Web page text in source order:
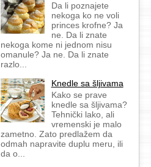
Da li poznajete
nekoga ko ne voli
princes krofne? Ja
ne. Da li znate
nekoga kome ni jednom nisu
omanule? Ja ne. Da li znate
razlo...
Knedle sa šljivama
Kako se prave
knedle sa šljivama?
Tehnički lako, ali
vremenski je malo
zametno. Zato predlažem da
odmah napravite duplu meru, ili
da o...